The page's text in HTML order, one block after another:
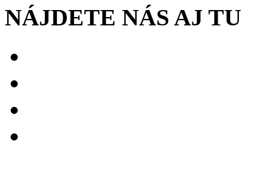
NÁJDETE NÁS AJ TU